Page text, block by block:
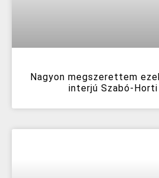
Nagyon megszerettem
interjú Szabó-Horti